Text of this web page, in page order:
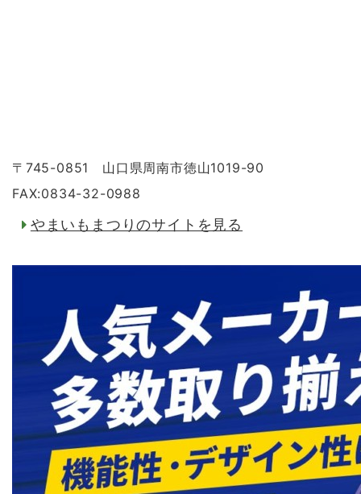
〒745-0851 山口県周南市徳山1019-90
FAX:0834-32-0988
やまいもまつりのサイトを見る